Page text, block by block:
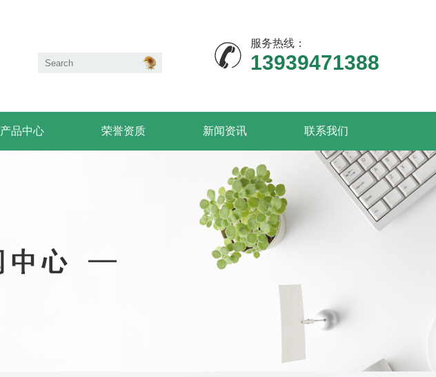
服务热线：
13939471388
产品中心 荣誉资质 新闻资讯 联系我们